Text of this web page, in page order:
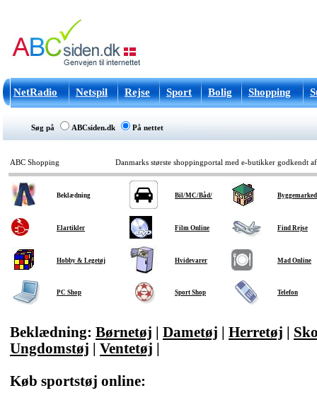
NetRadio Netspil Rejse Sport Bolig Shopping
Søg på ABCsiden.dk På nettet
ABC Shopping Danmarks største shoppingportal med e-butikker godkendt af
Beklædning Bil/MC/Båd/ Byggemarked
Elartikler Film Online Find Rejse
Hobby & Legetøj Hvidevarer Mad Online
PC Shop Sport Shop Telefon
Beklædning: Børnetøj Dametøj Herretøj
Ungdomstøj
Ventetøj
Køb sportstøj online: